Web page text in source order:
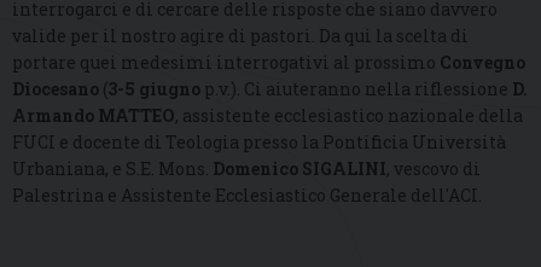
interrogarci e di cercare delle risposte che siano davvero
valide per il nostro agire di pastori. Da qui la scelta di
portare quei medesimi interrogativi al prossimo Convegno
Diocesano (3-5 giugno p.v.). Ci aiuteranno nella riflessione D.
Armando MATTEO, assistente ecclesiastico nazionale della
FUCI e docente di Teologia presso la Pontificia Università
Urbaniana, e S.E. Mons. Domenico SIGALINI, vescovo di
Palestrina e Assistente Ecclesiastico Generale dell'ACI.